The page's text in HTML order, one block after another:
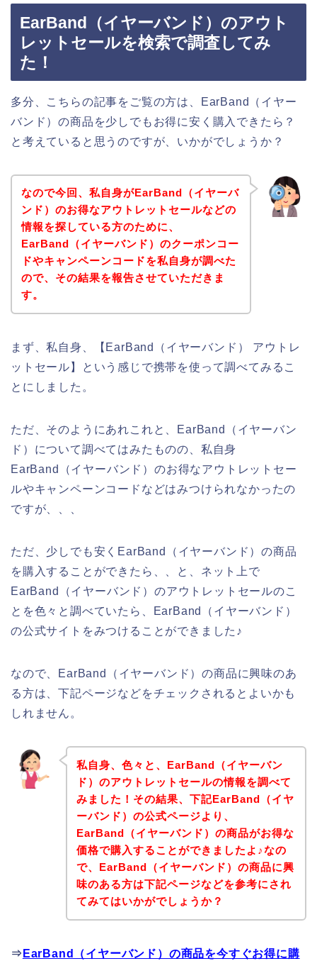
EarBand（イヤーバンド）のアウト
レットセールを検索で調査してみ
た！
多分、こちらの記事をご覧の方は、EarBand（イヤー
バンド）の商品を少しでもお得に安く購入できたら？
と考えていると思うのですが、いかがでしょうか？
なので今回、私自身がEarBand（イヤーバ
ンド）のお得なアウトレットセールなどの
情報を探している方のために、
EarBand（イヤーバンド）のクーポンコー
ドやキャンペーンコードを私自身が調べた
ので、その結果を報告させていただきま
す。
まず、私自身、【EarBand（イヤーバンド） アウトレ
ットセール】という感じで携帯を使って調べてみるこ
とにしました。
ただ、そのようにあれこれと、EarBand（イヤーバン
ド）について調べてはみたものの、私自身
EarBand（イヤーバンド）のお得なアウトレットセー
ルやキャンペーンコードなどはみつけられなかったの
ですが、、、
ただ、少しでも安くEarBand（イヤーバンド）の商品
を購入することができたら、、と、ネット上で
EarBand（イヤーバンド）のアウトレットセールのこ
とを色々と調べていたら、EarBand（イヤーバンド）
の公式サイトをみつけることができました♪
なので、EarBand（イヤーバンド）の商品に興味のあ
る方は、下記ページなどをチェックされるとよいかも
しれません。
私自身、色々と、EarBand（イヤーバン
ド）のアウトレットセールの情報を調べて
みました！その結果、下記EarBand（イヤ
ーバンド）の公式ページより、
EarBand（イヤーバンド）の商品がお得な
価格で購入することができましたよ♪なの
で、EarBand（イヤーバンド）の商品に興
味のある方は下記ページなどを参考にされ
てみてはいかがでしょうか？
⇒ EarBand（イヤーバンド）の商品を今すぐお得に購